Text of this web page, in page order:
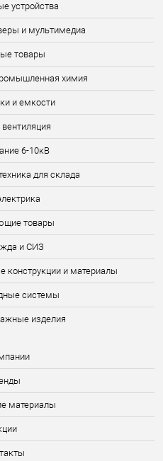
устройства
и мультимедиа
товары
химия
и емкости
6-10кВ
для склада
товары
и СИЗ
конструкции и материалы
системы
изделия
материалы